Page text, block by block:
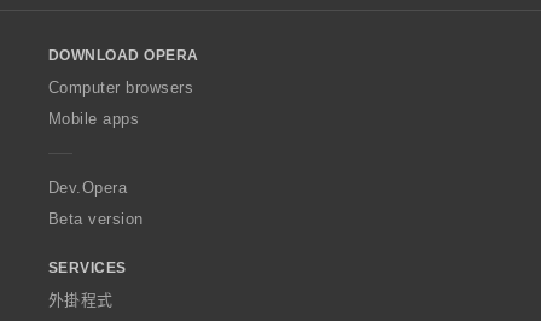
w
O
p
a
DOWNLOAD OPERA
Computer browsers
Mobile apps
Dev.Opera
Beta version
SERVICES
外掛程式